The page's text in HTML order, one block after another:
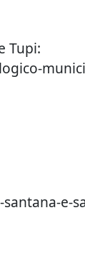
Tupi:
e-